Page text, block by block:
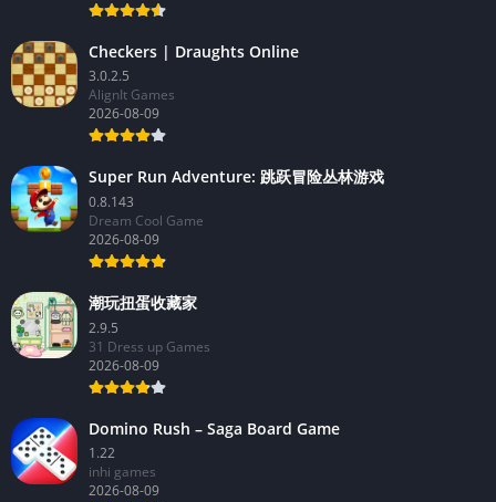
Checkers | Draughts Online
3.0.2.5
AlignIt Games
2026-08-09
Super Run Adventure: 跳跃冒险丛林游戏
0.8.143
Dream Cool Game
2026-08-09
潮玩扭蛋收藏家
2.9.5
31 Dress up Games
2026-08-09
Domino Rush – Saga Board Game
1.22
inhi games
2026-08-09